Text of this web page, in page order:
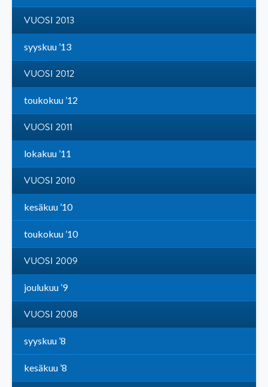
VUOSI 2013
syyskuu ’13
VUOSI 2012
toukokuu ’12
VUOSI 2011
lokakuu ’11
VUOSI 2010
kesäkuu ’10
toukokuu ’10
VUOSI 2009
joulukuu ’9
VUOSI 2008
syyskuu ’8
kesäkuu ’8